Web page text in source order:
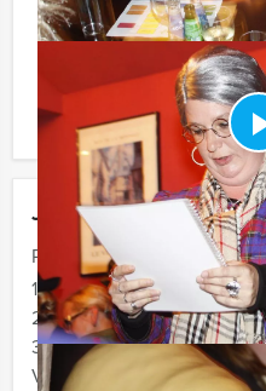
Jouw uitje
Prijs :
10 - 19 personen
20 - 29 personen
30 - 39 pesonen
Vanaf 40 personen
Komt u niet aan het
bereid bent voor het
ook gewoon voor minder